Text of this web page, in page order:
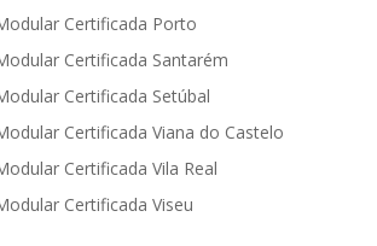
Certificada Porto
Certificada Santarém
Certificada Setúbal
Certificada Viana do Castelo
Certificada Vila Real
Certificada Viseu